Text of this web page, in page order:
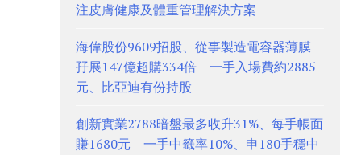
注皮膚健康及體重管理解決方案
海偉股份9609招股、從事製造電容器薄膜
孖展147億超購334倍 一手入場費約2885
元、比亞迪有份持股
創新實業2788暗盤最多收升31%、每手帳面
賺1680元 一手中籤率10%、申180手穩中